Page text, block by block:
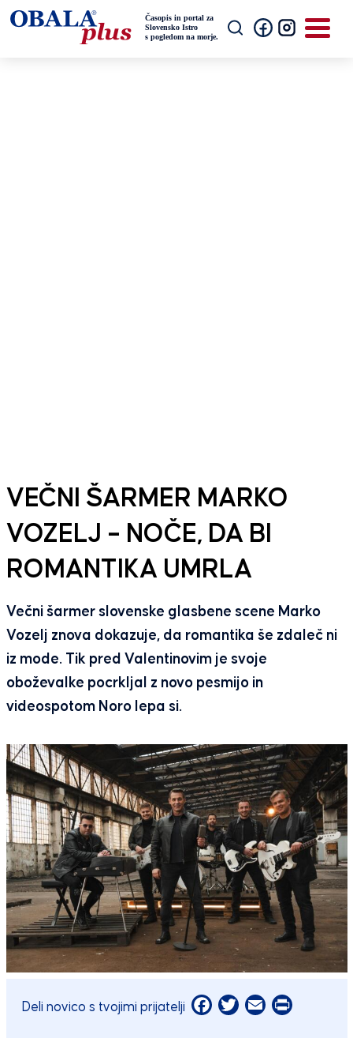
VEČNI ŠARMER MARKO
VOZELJ – NOČE, DA BI
ROMANTIKA UMRLA
Večni šarmer slovenske glasbene scene Marko
Vozelj znova dokazuje, da romantika še zdaleč ni
iz mode. Tik pred Valentinovim je svoje
oboževalke pocrkljal z novo pesmijo in
videospotom Noro lepa si.
Deli novico s tvojimi prijatelji Facebook
Twitter
EmailPrint